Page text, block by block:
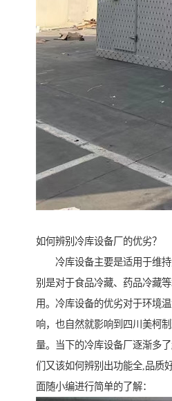
如何辨别冷库设备厂的优劣？
冷库设备主要是适用于维持
别是对于食品冷藏、药品冷藏
用。冷库设备的优劣对于环境
响，也自然就影响到四川美柯
量。当下的冷库设备厂逐渐多
们又该如何辨别出功能全,品质
面随小编进行简单的了解：